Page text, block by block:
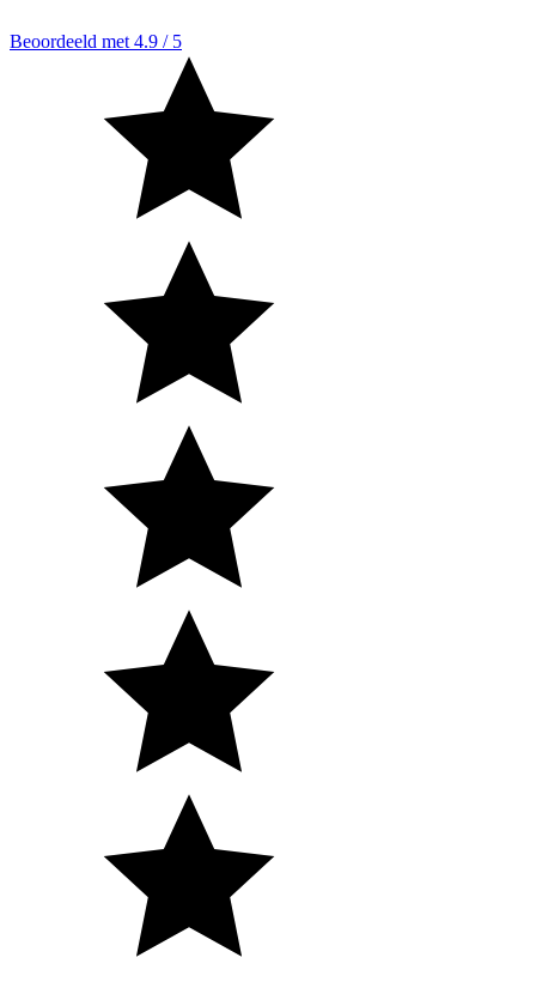
Beoordeeld met 4.9 / 5